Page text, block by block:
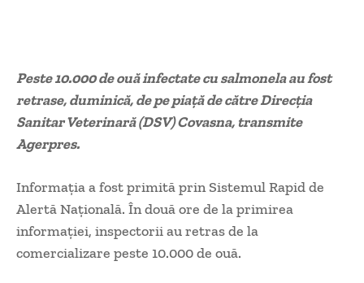
Peste 10.000 de ouă infectate cu salmonela au fost
retrase, duminică, de pe piață de către Direcția
Sanitar Veterinară (DSV) Covasna, transmite
Agerpres.
Informația a fost primită prin Sistemul Rapid de
Alertă Națională. În două ore de la primirea
informației, inspectorii au retras de la
comercializare peste 10.000 de ouă.